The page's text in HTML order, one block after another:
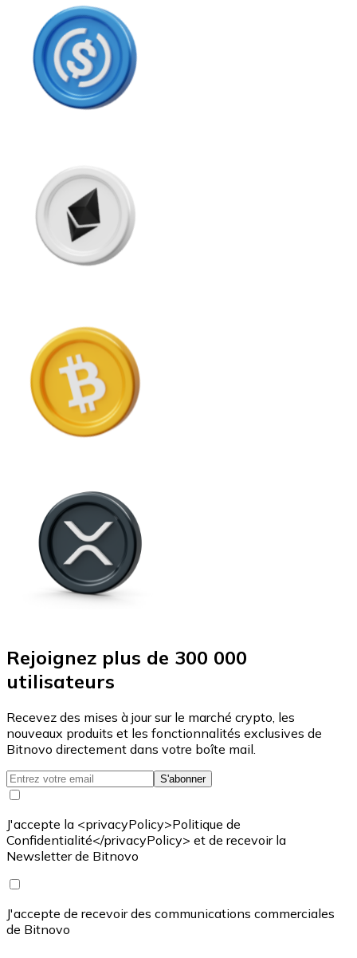
Rejoignez plus de 300 000
utilisateurs
Recevez des mises à jour sur le marché crypto, les
nouveaux produits et les fonctionnalités exclusives de
Bitnovo directement dans votre boîte mail.
S'abonner
J'accepte la <privacyPolicy>Politique de
Confidentialité</privacyPolicy> et de recevoir la
Newsletter de Bitnovo
J'accepte de recevoir des communications commerciales
de Bitnovo